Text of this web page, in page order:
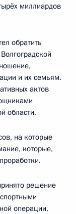
миллиардов
обратить
и их семьям.
актов
области.
на которые
которые,
решение
операции,